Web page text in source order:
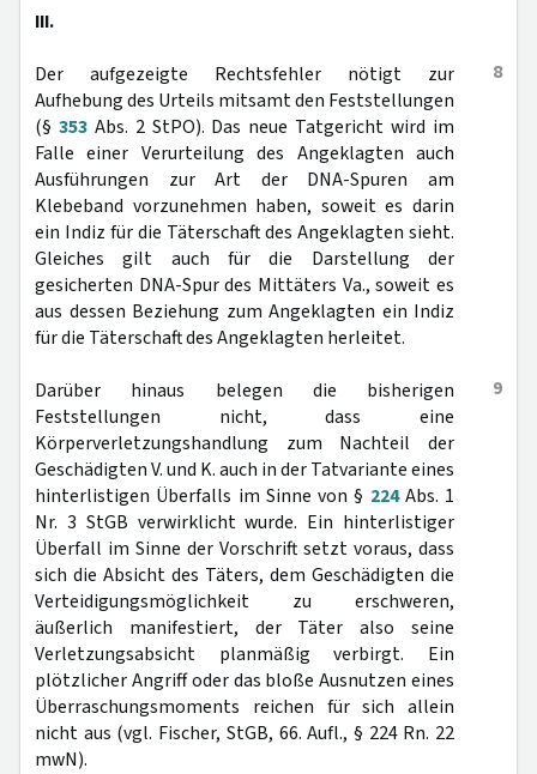
III.
8
Der aufgezeigte Rechtsfehler nötigt zur
Aufhebung des Urteils mitsamt den Feststellungen
(§ 353Abs. 2 StPO). Das neue Tatgericht wird im
Falle einer Verurteilung des Angeklagten auch
Ausführungen zur Art der DNA-Spuren am
Klebeband vorzunehmen haben, soweit es darin
ein Indiz für die Täterschaft des Angeklagten sieht.
Gleiches gilt auch für die Darstellung der
gesicherten DNA-Spur des Mittäters Va., soweit es
aus dessen Beziehung zum Angeklagten ein Indiz
für die Täterschaft des Angeklagten herleitet.
9
Darüber hinaus belegen die bisherigen
Feststellungen nicht, dass eine
Körperverletzungshandlung zum Nachteil der
Geschädigten V. und K. auch in der Tatvariante eines
hinterlistigen Überfalls im Sinne von § 224Abs. 1
Nr. 3 StGB verwirklicht wurde. Ein hinterlistiger
Überfall im Sinne der Vorschrift setzt voraus, dass
sich die Absicht des Täters, dem Geschädigten die
Verteidigungsmöglichkeit zu erschweren,
äußerlich manifestiert, der Täter also seine
Verletzungsabsicht planmäßig verbirgt. Ein
plötzlicher Angriff oder das bloße Ausnutzen eines
Überraschungsmoments reichen für sich allein
nicht aus (vgl. Fischer, StGB, 66. Aufl., § 224 Rn. 22
mwN).